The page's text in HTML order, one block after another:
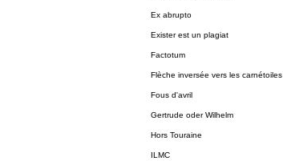
Ex abrupto
Exister est un plagiat
Factotum
Flèche inversée vers les carnétoiles
Fous d'avril
Gertrude oder Wilhelm
Hors Touraine
ILMC